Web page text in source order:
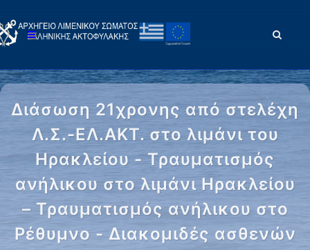
Διάσωση 21χρονης από στελέχη
Λ.Σ.-ΕΛ.ΑΚΤ. στο λιμάνι του
Ηρακλείου - Τραυματισμός
ανήλικου στο λιμάνι Ηρακλείου
– Τραυματισμός ανήλικου στο
Ρέθυμνο - Διακομιδές ασθενών